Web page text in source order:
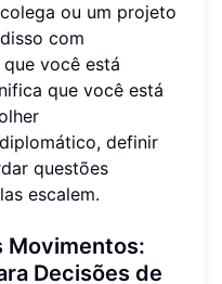
ou um projeto
com
você está
que você está
definir
questões
escalem.
Movimentos:
Decisões de